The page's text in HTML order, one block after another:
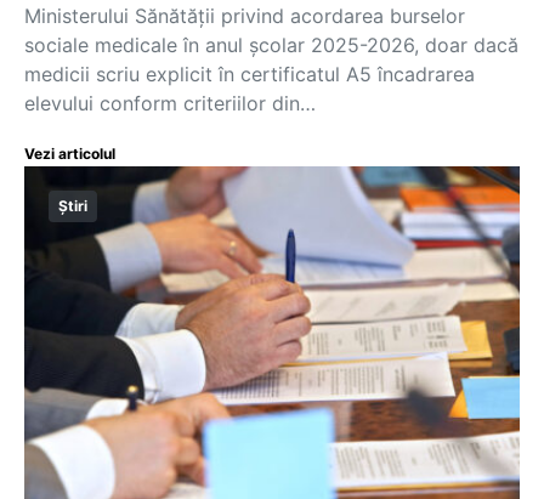
Ministerului Sănătății privind acordarea burselor
sociale medicale în anul școlar 2025-2026, doar dacă
medicii scriu explicit în certificatul A5 încadrarea
elevului conform criteriilor din…
Vezi articolul
Știri